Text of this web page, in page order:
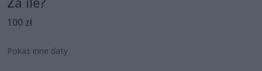
100 zł
Pokaż inne daty